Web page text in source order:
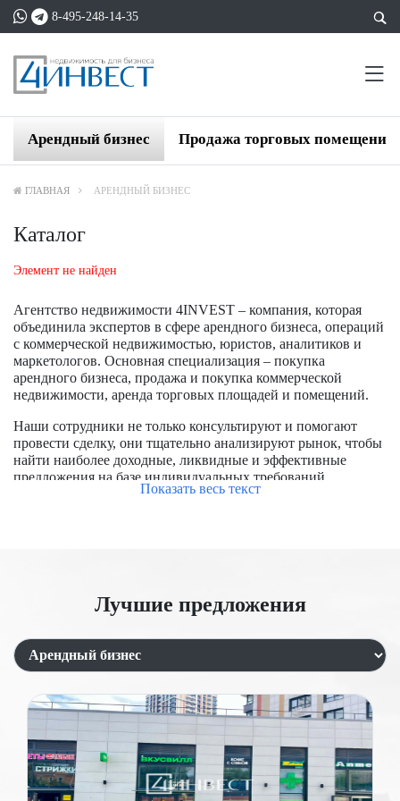
8-495-248-14-35
Арендный бизнес Продажа торговых помещений
ГЛАВНАЯ АРЕНДНЫЙ БИЗНЕС
Каталог
Элемент не найден
Агентство недвижимости 4INVEST – компания, которая
объединила экспертов в сфере арендного бизнеса, операций
с коммерческой недвижимостью, юристов, аналитиков и
маркетологов. Основная специализация – покупка
арендного бизнеса, продажа и покупка коммерческой
недвижимости, аренда торговых площадей и помещений.
Наши сотрудники не только консультируют и помогают
провести сделку, они тщательно анализируют рынок, чтобы
найти наиболее доходные, ликвидные и эффективные
предложения на базе индивидуальных требований
сделок, помогли купить и продать помещения для бизнеса и
Продажа торговых помещений с
Сдача коммерческой недвижимости в аренду является
одним из выгодных направлений. Этот вид деятельности
пользуется спросом, так как не у каждого арендатора есть
возможность сразу приобрести помещение под бизнес. В
центре Москвы арендный бизнес развит особенно хорошо,
однако услуги арендаторов обычно стоят дороже, чем в
Показать весь текст
Лучшие предложения